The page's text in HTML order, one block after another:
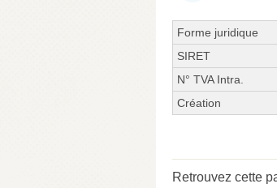
Forme juridique
SIRET
N° TVA Intra.
Création
Retrouvez cette